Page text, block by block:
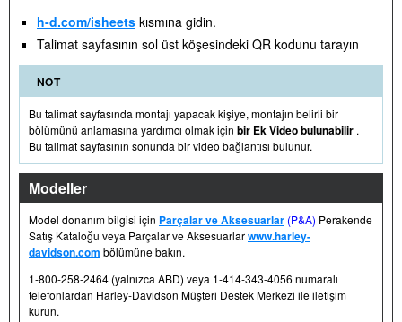
h-d.com/isheets kısmına gidin.
Talimat sayfasının sol üst köşesindeki QR kodunu tarayın
NOT
Bu talimat sayfasında montajı yapacak kişiye, montajın belirli bir
bölümünü anlamasına yardımcı olmak için bir Ek Video bulunabilir .
Bu talimat sayfasının sonunda bir video bağlantısı bulunur.
Modeller
Model donanım bilgisi için Parçalar ve Aksesuarlar (P&A) Perakende
Satış Kataloğu veya Parçalar ve Aksesuarlarwww.harley-
davidson.com bölümüne bakın.
1-800-258-2464 (yalnızca ABD) veya 1-414-343-4056 numaralı
telefonlardan Harley-Davidson Müşteri Destek Merkezi ile iletişim
kurun.